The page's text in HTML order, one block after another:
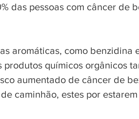
das pessoas com câncer de
aromáticas, como benzidina
químicos orgânicos
aumentado de câncer de
caminhão, estes por